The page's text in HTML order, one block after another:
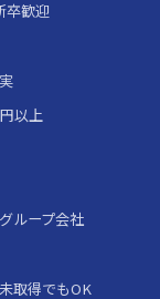
卒歓迎
以上
ループ会社
取得でもOK